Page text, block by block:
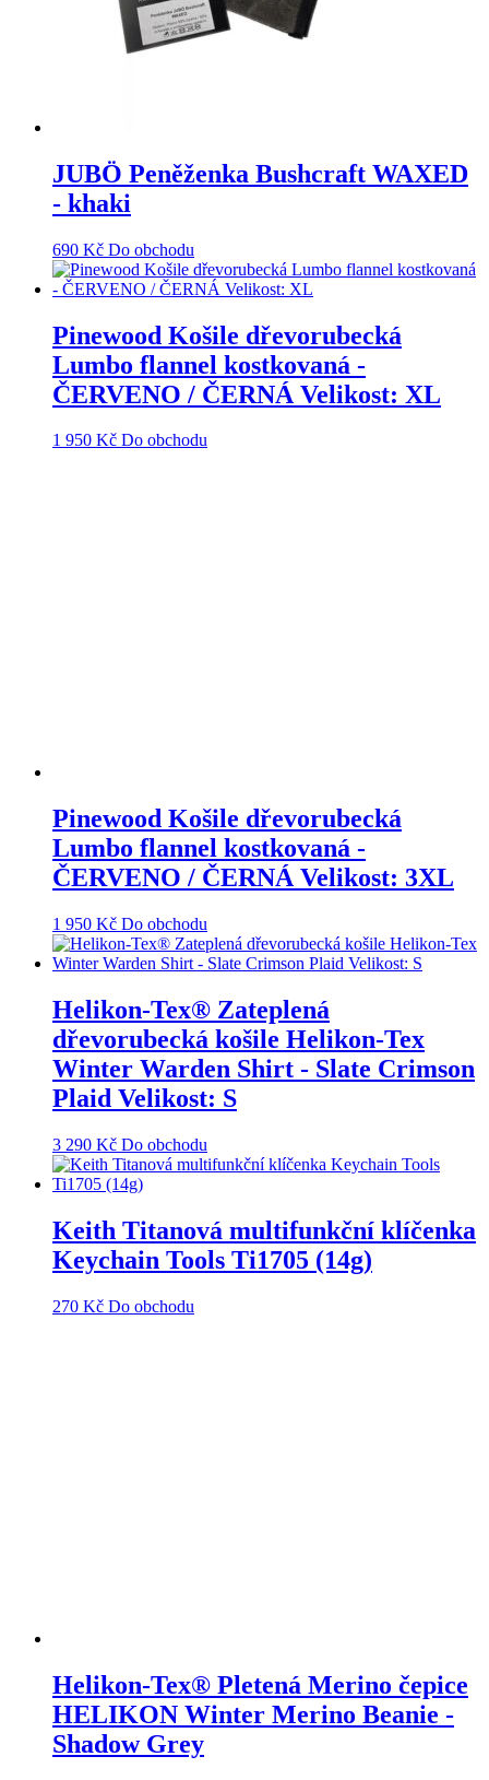
JUBÖ Peněženka Bushcraft WAXED
- khaki
690 Kč Do obchodu
Pinewood Košile dřevorubecká
Lumbo flannel kostkovaná -
ČERVENO / ČERNÁ Velikost: XL
1 950 Kč Do obchodu
Pinewood Košile dřevorubecká
Lumbo flannel kostkovaná -
ČERVENO / ČERNÁ Velikost: 3XL
1 950 Kč Do obchodu
Helikon-Tex® Zateplená
dřevorubecká košile Helikon-Tex
Winter Warden Shirt - Slate Crimson
Plaid Velikost: S
3 290 Kč Do obchodu
Keith Titanová multifunkční klíčenka
Keychain Tools Ti1705 (14g)
270 Kč Do obchodu
Helikon-Tex® Pletená Merino čepice
HELIKON Winter Merino Beanie -
Shadow Grey